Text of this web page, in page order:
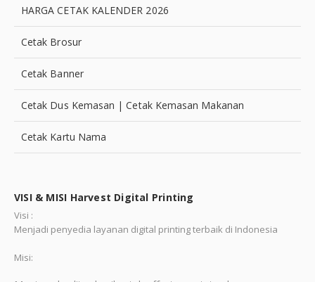
HARGA CETAK KALENDER 2026
Cetak Brosur
Cetak Banner
Cetak Dus Kemasan | Cetak Kemasan Makanan
Cetak Kartu Nama
VISI & MISI Harvest Digital Printing
Visi :
Menjadi penyedia layanan digital printing terbaik di Indonesia
Misi: